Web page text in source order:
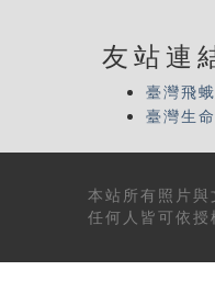
友站連
臺灣飛
臺灣生
本站所有 照片與
任何人皆可依